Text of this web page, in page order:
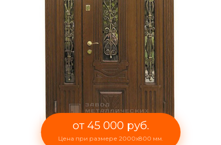
от 45 000 руб.
Цена при размере 2000x800 мм.